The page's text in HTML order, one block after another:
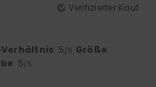
Verifizierter Kauf
: 5/5 Größe:
: 5/5